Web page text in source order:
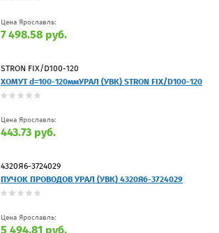
Цена Ярославль:
7 498.58 руб.
STRON FIX/D100-120
ХОМУТ d=100-120ммУРАЛ (УВК) STRON FIX/D100-120
Цена Ярославль:
443.73 руб.
4320Я6-3724029
ПУЧОК ПРОВОДОВ УРАЛ (УВК) 4320Я6-3724029
Цена Ярославль:
5 494.81 руб.